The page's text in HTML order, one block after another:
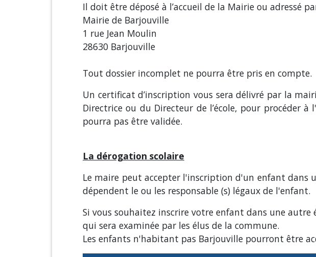
Il doit être déposé à l’accueil de la Mairie ou adressé
Mairie de Barjouville
1 rue Jean Moulin
28630 Barjouville
Tout dossier incomplet ne pourra être pris en compte.
Un certificat d’inscription vous sera délivré par la
Directrice ou du Directeur de l’école, pour procéder
pourra pas être validée.
La dérogation scolaire
Le maire peut accepter l'inscription d'un enfant dans
dépendent le ou les responsable (s) légaux de l'enfant.
Si vous souhaitez inscrire votre enfant dans une
qui sera examinée par les élus de la commune.
Les enfants n'habitant pas Barjouville pourront être